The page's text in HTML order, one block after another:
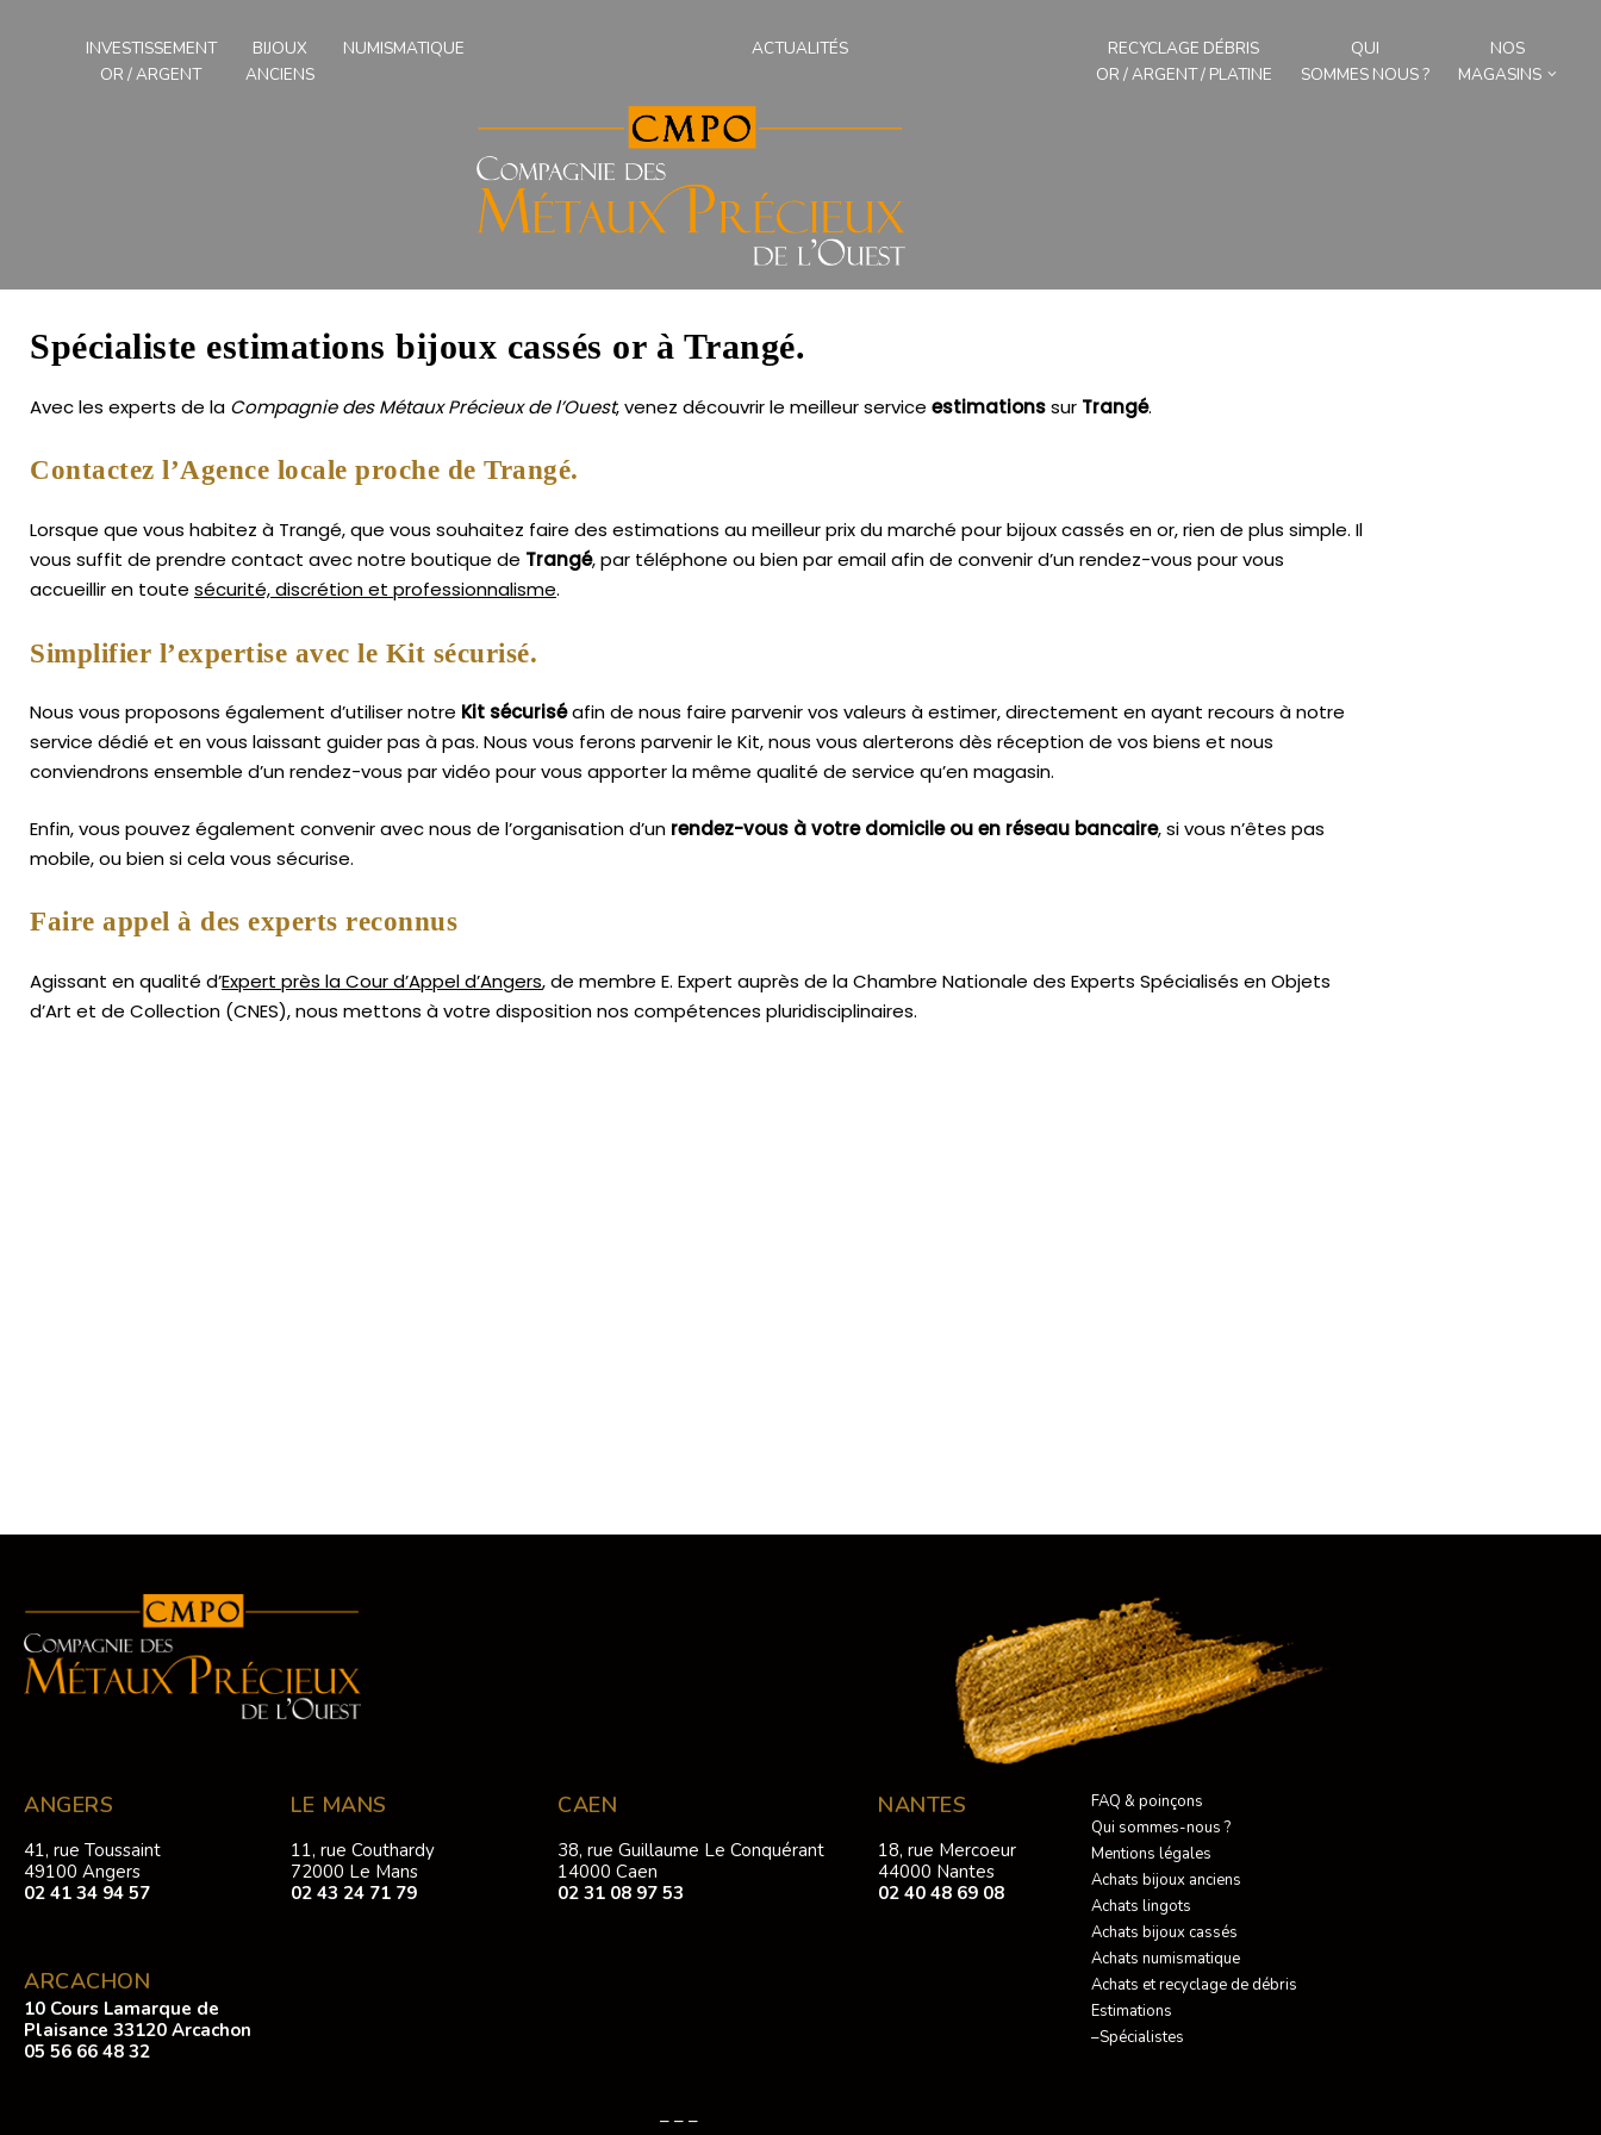
INVESTISSEMENT
OR / ARGENT
BIJOUX
ANCIENS
NUMISMATIQUE ACTUALITÉS
RECYCLAGE DÉBRIS
OR / ARGENT / PLATINE
QUI
SOMMES NOUS ?
NOS
MAGASINS
Spécialiste estimations bijoux cassés or à Trangé.
Avec les experts de la Compagnie des Métaux Précieux de l’Ouest, venez découvrir le meilleur service estimationssur Trangé.
Contactez l’Agence locale proche de Trangé.
Lorsque que vous habitez à Trangé, que vous souhaitez faire des estimations au meilleur prix du marché pour bijoux cassés en or, rien de plus simple. Il
vous suffit de prendre contact avec notre boutique de Trangé, par téléphone ou bien par email afin de convenir d’un rendez-vous pour vous
accueillir en toute sécurité, discrétion et professionnalisme.
Simplifier l’expertise avec le Kit sécurisé.
Nous vous proposons également d’utiliser notre Kit sécuriséafin de nous faire parvenir vos valeurs à estimer, directement en ayant recours à notre
service dédié et en vous laissant guider pas à pas. Nous vous ferons parvenir le Kit, nous vous alerterons dès réception de vos biens et nous
conviendrons ensemble d’un rendez-vous par vidéo pour vous apporter la même qualité de service qu’en magasin.
Enfin, vous pouvez également convenir avec nous de l’organisation d’un rendez-vous à votre domicile ou en réseau bancaire, si vous n’êtes pas
mobile, ou bien si cela vous sécurise.
Faire appel à des experts reconnus
Agissant en qualité d’Expert près la Cour d’Appel d’Angers, de membre E. Expert auprès de laChambre Nationale des Experts Spécialisés en Objets
d’Art et de Collection (CNES),nous mettons à votre disposition nos compétences pluridisciplinaires.
ANGERS
41, rue Toussaint
49100 Angers
02 41 34 94 57
ARCACHON
10 Cours Lamarque de
Plaisance 33120 Arcachon
05 56 66 48 32
LE MANS
11, rue Couthardy
72000 Le Mans
02 43 24 71 79
CAEN
38, rue Guillaume Le Conquérant
14000 Caen
02 31 08 97 53
NANTES
18, rue Mercoeur
44000 Nantes
02 40 48 69 08
FAQ & poinçons
Qui sommes-nous ?
Mentions légales
Achats bijoux anciens
Achats lingots
Achats bijoux cassés
Achats numismatique
Achats et recyclage de débris
Estimations
–Spécialistes
– – –